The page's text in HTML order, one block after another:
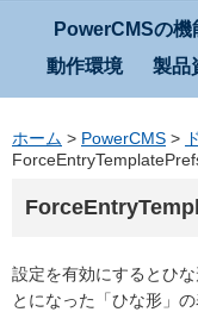
PowerCMSの機
動作環境
製品
ホーム > PowerCMS >
設定を有効にするとひ
とになった「ひな形」